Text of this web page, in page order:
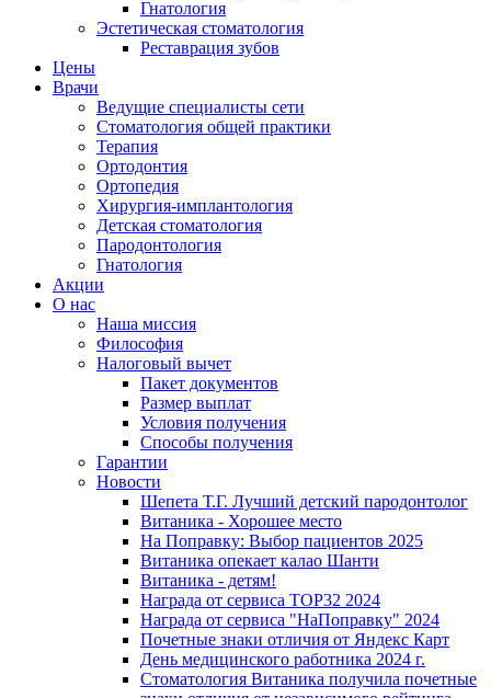
Гнатология
Эстетическая стоматология
Реставрация зубов
Цены
Врачи
Ведущие специалисты сети
Стоматология общей практики
Терапия
Ортодонтия
Ортопедия
Хирургия-имплантология
Детская стоматология
Пародонтология
Гнатология
Акции
О нас
Наша миссия
Философия
Налоговый вычет
Пакет документов
Размер выплат
Условия получения
Способы получения
Гарантии
Новости
Шепета Т.Г. Лучший детский пародонтолог
Витаника - Хорошее место
На Поправку: Выбор пациентов 2025
Витаника опекает калао Шанти
Витаника - детям!
Награда от сервиса TOP32 2024
Награда от сервиса "НаПоправку" 2024
Почетные знаки отличия от Яндекс Карт
День медицинского работника 2024 г.
Стоматология Витаника получила почетные